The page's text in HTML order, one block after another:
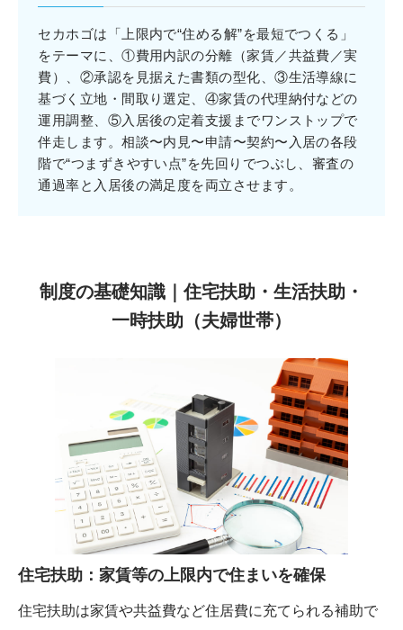
セカホゴは「上限内で“住める解”を最短でつくる」
をテーマに、①費用内訳の分離（家賃／共益費／実
費）、②承認を見据えた書類の型化、③生活導線に
基づく立地・間取り選定、④家賃の代理納付などの
運用調整、⑤入居後の定着支援までワンストップで
伴走します。相談〜内見〜申請〜契約〜入居の各段
階で“つまずきやすい点”を先回りでつぶし、審査の
通過率と入居後の満足度を両立させます。
制度の基礎知識｜住宅扶助・生活扶助・
一時扶助（夫婦世帯）
住宅扶助：家賃等の上限内で住まいを確保
住宅扶助は家賃や共益費など住居費に充てられる補助で